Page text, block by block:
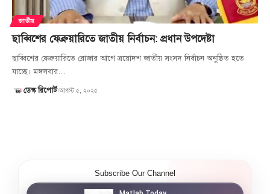
জাতীয়
ছাব্বিশের ফেব্রুয়ারিতে জাতীয় নির্বাচন: প্রধান উপদেষ্টা
ছাব্বিশের ফেব্রুয়ারিতে রোজার আগে ত্রয়োদশ জাতীয় সংসদ নির্বাচন অনুষ্ঠিত হতে
যাচ্ছে। মঙ্গলবার…
ডেস্ক রিপোর্ট আগস্ট ৫, ২০২৫
Subscribe Our Channel